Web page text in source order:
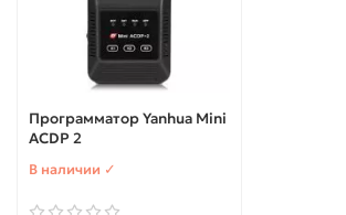
Программатор Yanhua Mini
ACDP 2
В наличии ✓